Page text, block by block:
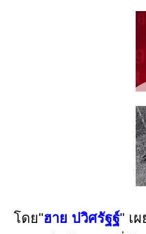
โดย"ฮาย ปวิศรัฐฐ์" เ